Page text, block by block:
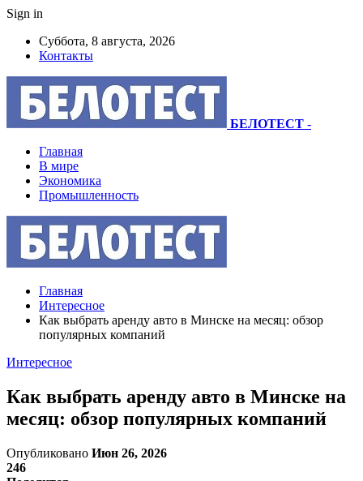
Sign in
Суббота, 8 августа, 2026
Контакты
БЕЛОТЕСТ -
Главная
В мире
Экономика
Промышленность
Главная
Интересное
Как выбрать аренду авто в Минске на месяц: обзор
популярных компаний
Интересное
Как выбрать аренду авто в Минске на
месяц: обзор популярных компаний
Опубликовано Июн 26, 2026
246